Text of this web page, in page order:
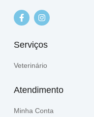
Serviços
Veterinário
Atendimento
Minha Conta